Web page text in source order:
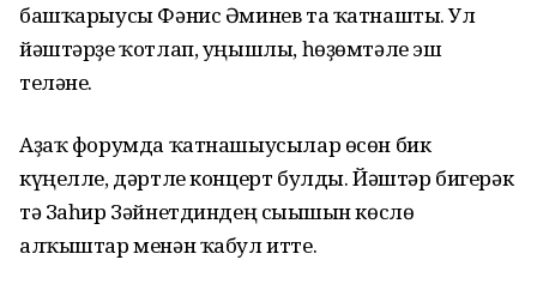
башҡарыусы Фәнис Әминев та ҡатнашты. Ул
йәштәрҙе ҡотлап, уңышлы, һөҙөмтәле эш
теләне.
Аҙаҡ форумда ҡатнашыусылар өсөн бик
күңелле, дәртле концерт булды. Йәштәр бигерәк
тә Заһир Зәйнетдиндең сығышын көслө
алҡыштар менән ҡабул итте.